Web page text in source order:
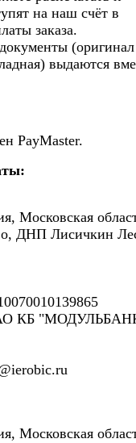
на наш счёт в
заказа.
(оригинал
выдаются
PayMaster.
Московская
ДНП Лисичкин
КБ
Московская